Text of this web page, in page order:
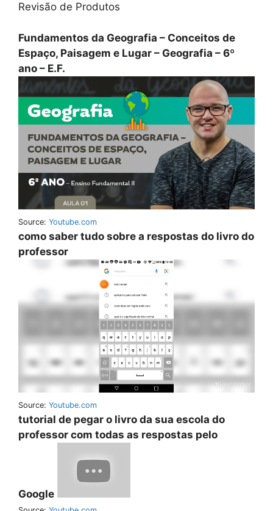
Revisão de Produtos
Fundamentos da Geografia – Conceitos de
Espaço, Paisagem e Lugar – Geografia – 6º
ano – E.F.
Source: Youtube.com
como saber tudo sobre a respostas do livro do
professor
Source: Youtube.com
tutorial de pegar o livro da sua escola do
professor com todas as respostas pelo
Google